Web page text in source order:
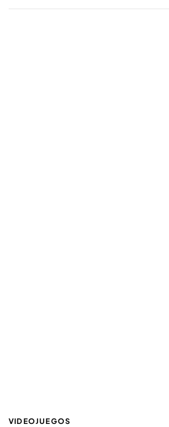
VIDEOJUEGOS